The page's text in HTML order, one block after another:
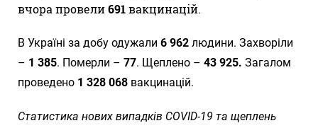
вчора провели691вакцинацій.
В Україні за добу одужали 6 962 людини. Захворіли
– 1 385. Померли – 77. Щеплено – 43 925. Загалом
проведено 1 328 068 вакцинацій.
Статистика нових випадків COVID-19 та щеплень